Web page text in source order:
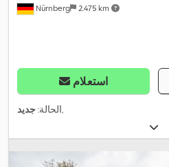
Nürnberg 2.475 km
استعلام
الحالة:جديد ,